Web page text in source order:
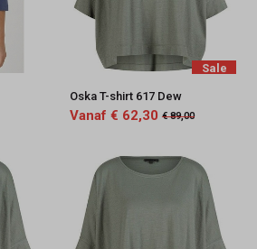
Sale
Oska T-shirt 617 Dew
Vanaf € 62,30 € 89,00